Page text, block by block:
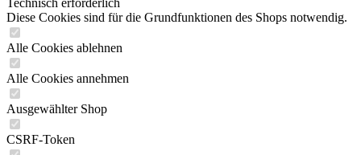
Technisch erforderlich
Diese Cookies sind für die Grundfunktionen des Shops notwendig.
Alle Cookies ablehnen
Alle Cookies annehmen
Ausgewählter Shop
CSRF-Token